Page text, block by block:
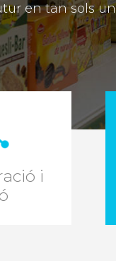
en tan sols
i